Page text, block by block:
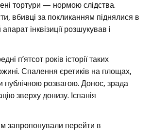
тортури — нормою слідства.
вбивці за покликанням піднялися в
апарат інквізиції розшукував і
п’ятсот років історії таких
Спалення єретиків на площах,
публічною розвагою. Донос, зрада
зверху донизу. Іспанія
запропонували перейти в